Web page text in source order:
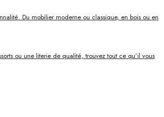
Du mobilier moderne ou classique, en bois ou en
ou une literie de qualité, trouvez tout ce qu’il vous